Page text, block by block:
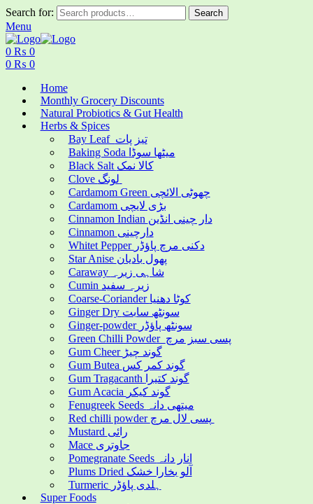
Search for: Search
Menu
0 ₨ 0
0 ₨ 0
Home
Monthly Grocery Discounts
Natural Probiotics & Gut Health
Herbs & Spices
Bay Leaf تیز پات
Baking Soda میٹھا سوڈا
Black Salt کالا نمک
Cardamom Green چھوٹی الائچی
Cardamom بڑی لایچی
Cinnamon Indian دار چینی انڈین
Cinnamon دارچینی
Whitet Pepper دکنی مرچ پاؤڈر
Star Anise پھول بادیان
Caraway شاہی زیرہ
Cumin زیرہ سفید
Coarse-Coriander کوٹا دھنیا
Ginger Dry سونٹھ سابت
Ginger-powder سونٹھ پاؤڈر
Green Chilli Powder پسی سبز مرچ
Gum Cheer گوند چیڑ
Gum Butea گوند کمر کس
Gum Tragacanth گوند کتیرا
Gum Acacia گوند کیکر
Fenugreek Seeds میتھی دانہ
Mustard رائی
Mace جاوتری
Pomegranate Seeds انار دانہ
Plums Dried آلو بخارا خشک
Turmeric ہلدی پاؤڈر
Super Foods